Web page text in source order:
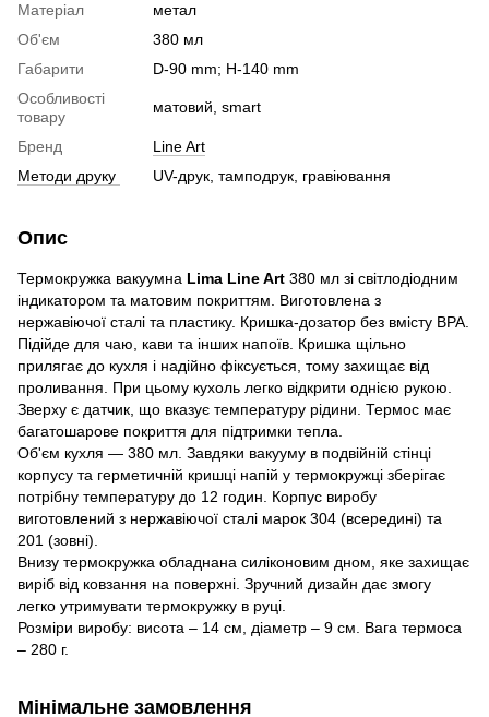
Матеріал
метал
Об'єм
380 мл
Габарити
D-90 mm; H-140 mm
Особливості
товару
матовий, smart
Бренд
Line Art
Методи друку
UV-друк, тамподрук, гравіювання
Опис
Термокружка вакуумна Lima Line Art 380 мл зі світлодіодним
індикатором та матовим покриттям. Виготовлена з
нержавіючої сталі та пластику. Кришка-дозатор без вмісту BPA.
Підійде для чаю, кави та інших напоїв. Кришка щільно
прилягає до кухля і надійно фіксується, тому захищає від
проливання. При цьому кухоль легко відкрити однією рукою.
Зверху є датчик, що вказує температуру рідини. Термос має
багатошарове покриття для підтримки тепла.
Об'єм кухля — 380 мл. Завдяки вакууму в подвійній стінці
корпусу та герметичній кришці напій у термокружці зберігає
потрібну температуру до 12 годин. Корпус виробу
виготовлений з нержавіючої сталі марок 304 (всередині) та
201 (зовні).
Внизу термокружка обладнана силіконовим дном, яке захищає
виріб від ковзання на поверхні. Зручний дизайн дає змогу
легко утримувати термокружку в руці.
Розміри виробу: висота – 14 см, діаметр – 9 см. Вага термоса
– 280 г.
Мінімальне замовлення